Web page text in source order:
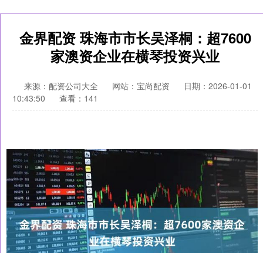
金界配资 珠海市市长吴泽桐：超7600
家澳资企业在横琴投资兴业
来源：配资公司大全 网站：宝尚配资
日期：2026-01-01
10:43:50
查看：141